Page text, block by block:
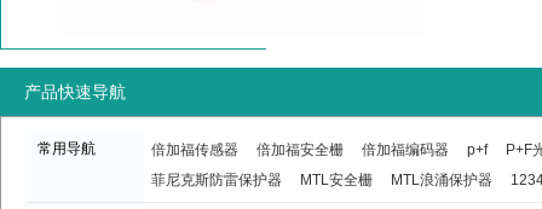
产品快速导航
常用导航 倍加福传感器 倍加福安全栅 倍加福编码器 p+f
P+F
菲尼克斯防雷保护器
MTL安全栅 MTL浪涌保护器